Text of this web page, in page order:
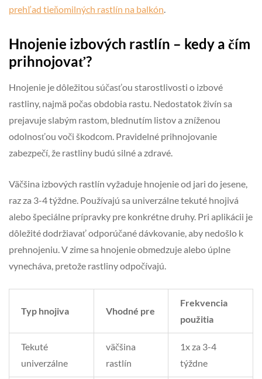
prehľad tieňomilných rastlín na balkón.
Hnojenie izbových rastlín – kedy a čím
prihnojovať?
Hnojenie je dôležitou súčasťou starostlivosti o izbové
rastliny, najmä počas obdobia rastu. Nedostatok živín sa
prejavuje slabým rastom, blednutím listov a zníženou
odolnosťou voči škodcom. Pravidelné prihnojovanie
zabezpečí, že rastliny budú silné a zdravé.
Väčšina izbových rastlín vyžaduje hnojenie od jari do jesene,
raz za 3-4 týždne. Používajú sa univerzálne tekuté hnojivá
alebo špeciálne prípravky pre konkrétne druhy. Pri aplikácii je
dôležité dodržiavať odporúčané dávkovanie, aby nedošlo k
prehnojeniu. V zime sa hnojenie obmedzuje alebo úplne
vynecháva, pretože rastliny odpočívajú.
Typ hnojiva Vhodné pre
Frekvencia
použitia
Tekuté
univerzálne
väčšina
rastlín
1x za 3-4
týždne